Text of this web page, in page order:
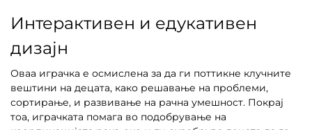
Интерактивен и едукативен
дизајн
Оваа играчка е осмислена за да ги поттикне клучните
вештини на децата, како решавање на проблеми,
сортирање, и развивање на рачна умешност. Покрај
тоа, играчката помага во подобрување на